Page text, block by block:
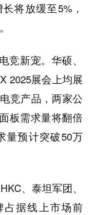
将放缓至5%，
竞新宠。华硕、
2025展会上均展
竞产品，两家公
板需求量将翻倍
量预计突破50万
、泰坦军团、
占据线上市场前